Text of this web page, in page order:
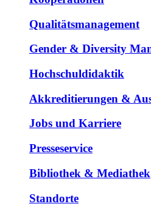
Qualitätsmanagement
Gender & Diversity
Hochschuldidaktik
Akkreditierungen &
Jobs und Karriere
Presseservice
Bibliothek & Mediathek
Standorte